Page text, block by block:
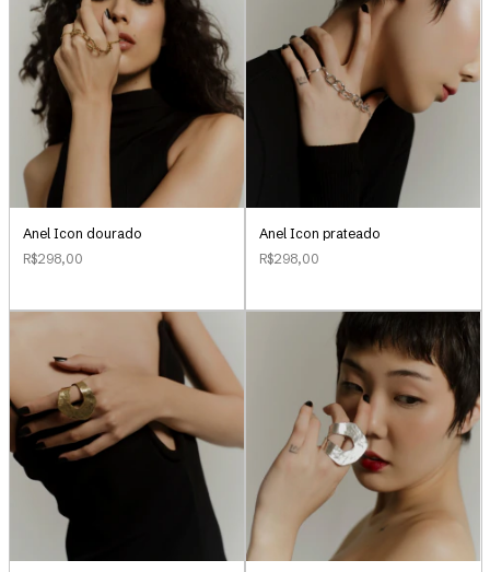
Anel Icon dourado
R$298,00
Anel Icon prateado
R$298,00